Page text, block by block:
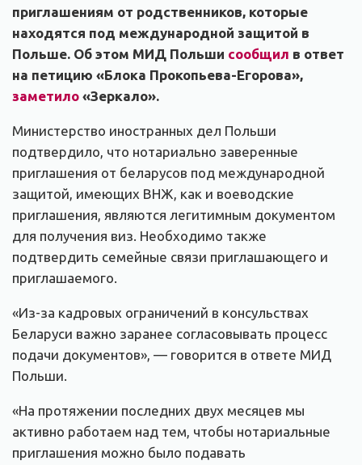
приглашениям от родственников, которые
находятся под международной защитой в
Польше. Об этом МИД Польши сообщил в ответ
на петицию «Блока Прокопьева-Егорова»,
заметило «Зеркало».
Министерство иностранных дел Польши
подтвердило, что нотариально заверенные
приглашения от беларусов под международной
защитой, имеющих ВНЖ, как и воеводские
приглашения, являются легитимным документом
для получения виз. Необходимо также
подтвердить семейные связи приглашающего и
приглашаемого.
«Из-за кадровых ограничений в консульствах
Беларуси важно заранее согласовывать процесс
подачи документов», — говорится в ответе МИД
Польши.
«На протяжении последних двух месяцев мы
активно работаем над тем, чтобы нотариальные
приглашения можно было подавать